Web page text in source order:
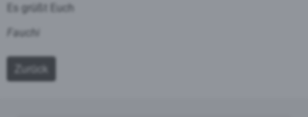
Es grüßt Euch
Fauchi
Zurück